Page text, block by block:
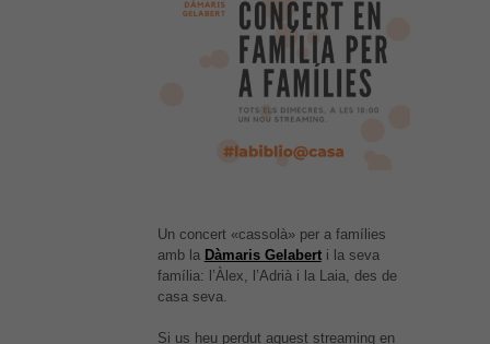
Un concert «cassolà» per a famílies
amb la Dàmaris Gelaberti la seva
família: l’Àlex, l’Adrià i la Laia, des de
casa seva.
Si us heu perdut aquest streaming en